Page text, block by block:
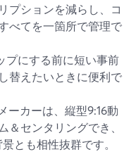
プションを減らし、コ
べてを一箇所で管理で
プにする前に短い事前
替えたいときに便利で
ーカーは、縦型9:16動
センタリングでき、
とも相性抜群です。